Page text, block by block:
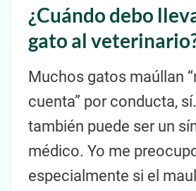
¿Cuándo debo
gato al
Muchos gatos maúllan
cuenta” por conducta,
también puede ser un
médico. Yo me
especialmente si el